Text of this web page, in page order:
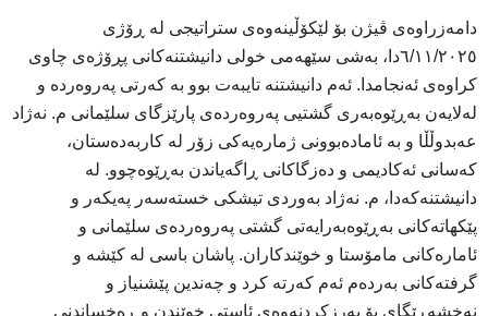
دامەزراوەی ڤیژن بۆ لێکۆڵینەوەی ستراتیجی لە ڕۆژی
٦/١١/٢٠٢٥دا، بەشی سێهەمی خولی دانیشتنەکانی پڕۆژەی چاوی
کراوەی ئەنجامدا. ئەم دانیشتنە تایبەت بوو بە کەرتی پەروەردە و
لەلایەن بەڕێوەبەری گشتیی پەروەردەی پارێزگای سلێمانی م. نەژاد
عەبدوڵڵا و بە ئامادەبوونی ژمارەیەکی زۆر لە کاربەدەستان،
کەسانی ئەکادیمی و دەزگاکانی ڕاگەیاندن بەڕێوەچوو. لە
دانیشتنەکەدا، م. نەژاد بەوردی تیشکی خستەسەر پەیكەر و
پێكهاتەکانی بەڕێوەبەرایەتی گشتی پەروەردەی سلێمانی و
ئامارەکانی مامۆستا و خوێندکاران. پاشان باسی لە کێشە و
گرفتەکانی بەردەم ئەم کەرتە کرد و چەندین پێشنیاز و
نەخشەڕێگای بۆ بەرزکردنەوەی ئاستی خوێندن و ڕەخساندنی